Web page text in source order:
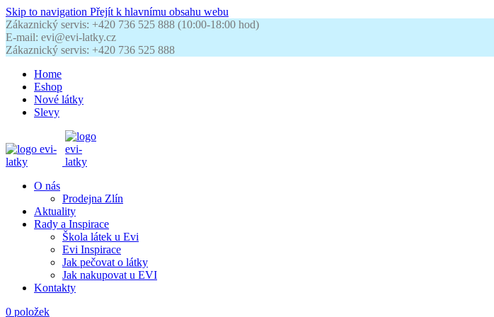
Skip to navigation Přejít k hlavnímu obsahu webu
Zákaznický servis: +420 736 525 888 (10:00-18:00 hod)
E-mail: evi@evi-latky.cz
Zákaznický servis: +420 736 525 888
Home
Eshop
Nové látky
Slevy
O nás
Prodejna Zlín
Aktuality
Rady a Inspirace
Škola látek u Evi
Evi Inspirace
Jak pečovat o látky
Jak nakupovat u EVI
Kontakty
0 položek